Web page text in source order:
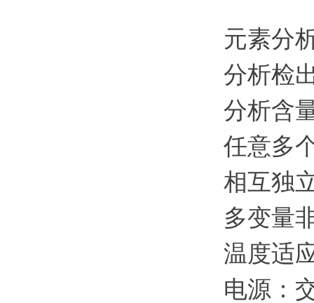
元素分
分析检
分析含
任意多
相互独
多变量
温度适
电源：